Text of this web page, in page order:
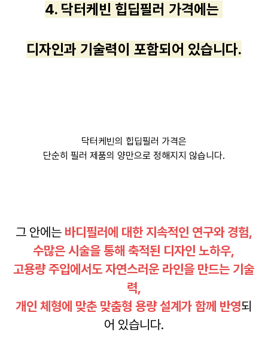
4. 닥터케빈 힙딥필러 가격에는
디자인과 기술력이 포함되어 있습니다.
닥터케빈의 힙딥필러 가격은
단순히 필러 제품의 양만으로 정해지지 않습니다.
그 안에는 바디필러에 대한 지속적인 연구와 경험,
수많은 시술을 통해 축적된 디자인 노하우,
고용량 주입에서도 자연스러운 라인을 만드는 기술
력,
개인 체형에 맞춘 맞춤형 용량 설계가 함께 반영되
어 있습니다.